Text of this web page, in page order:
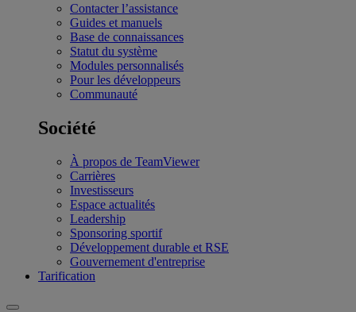
Contacter l’assistance
Guides et manuels
Base de connaissances
Statut du système
Modules personnalisés
Pour les développeurs
Communauté
Société
À propos de TeamViewer
Carrières
Investisseurs
Espace actualités
Leadership
Sponsoring sportif
Développement durable et RSE
Gouvernement d'entreprise
Tarification